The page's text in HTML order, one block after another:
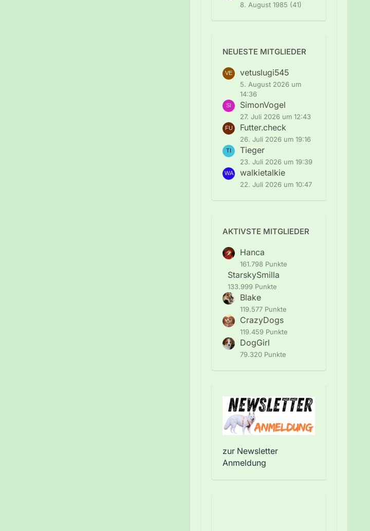
8. August 1985 (41)
NEUESTE MITGLIEDER
vetuslugi545
5. August 2026 um
14:36
SimonVogel
27. Juli 2026 um 12:43
Futter.check
26. Juli 2026 um 19:16
Tieger
23. Juli 2026 um 19:39
walkietalkie
22. Juli 2026 um 10:47
AKTIVSTE MITGLIEDER
Hanca
161.798 Punkte
StarskySmilla
133.999 Punkte
Blake
119.577 Punkte
CrazyDogs
119.459 Punkte
DogGirl
79.320 Punkte
zur Newsletter
Anmeldung